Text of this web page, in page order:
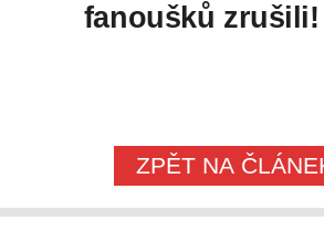
fanoušků zrušili!
ZPĚT NA